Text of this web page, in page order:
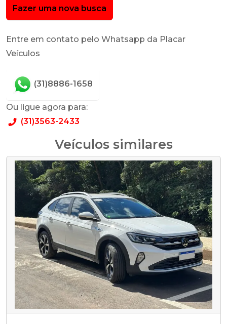
Fazer uma nova busca
Entre em contato pelo Whatsapp da Placar
Veículos
(31)8886-1658
Ou ligue agora para:
(31)3563-2433
Veículos similares